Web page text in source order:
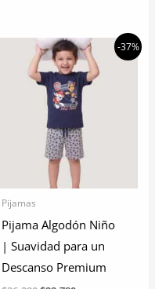
múltiples
variantes.
opciones
elegir
en
la
página
-37%
Pijamas
Pijama Algodón Niño
| Suavidad para un
Descanso Premium